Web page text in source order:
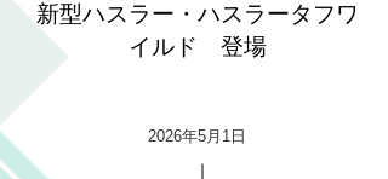
新型ハスラー・ハスラータフワ
イルド 登場
2026年5月1日